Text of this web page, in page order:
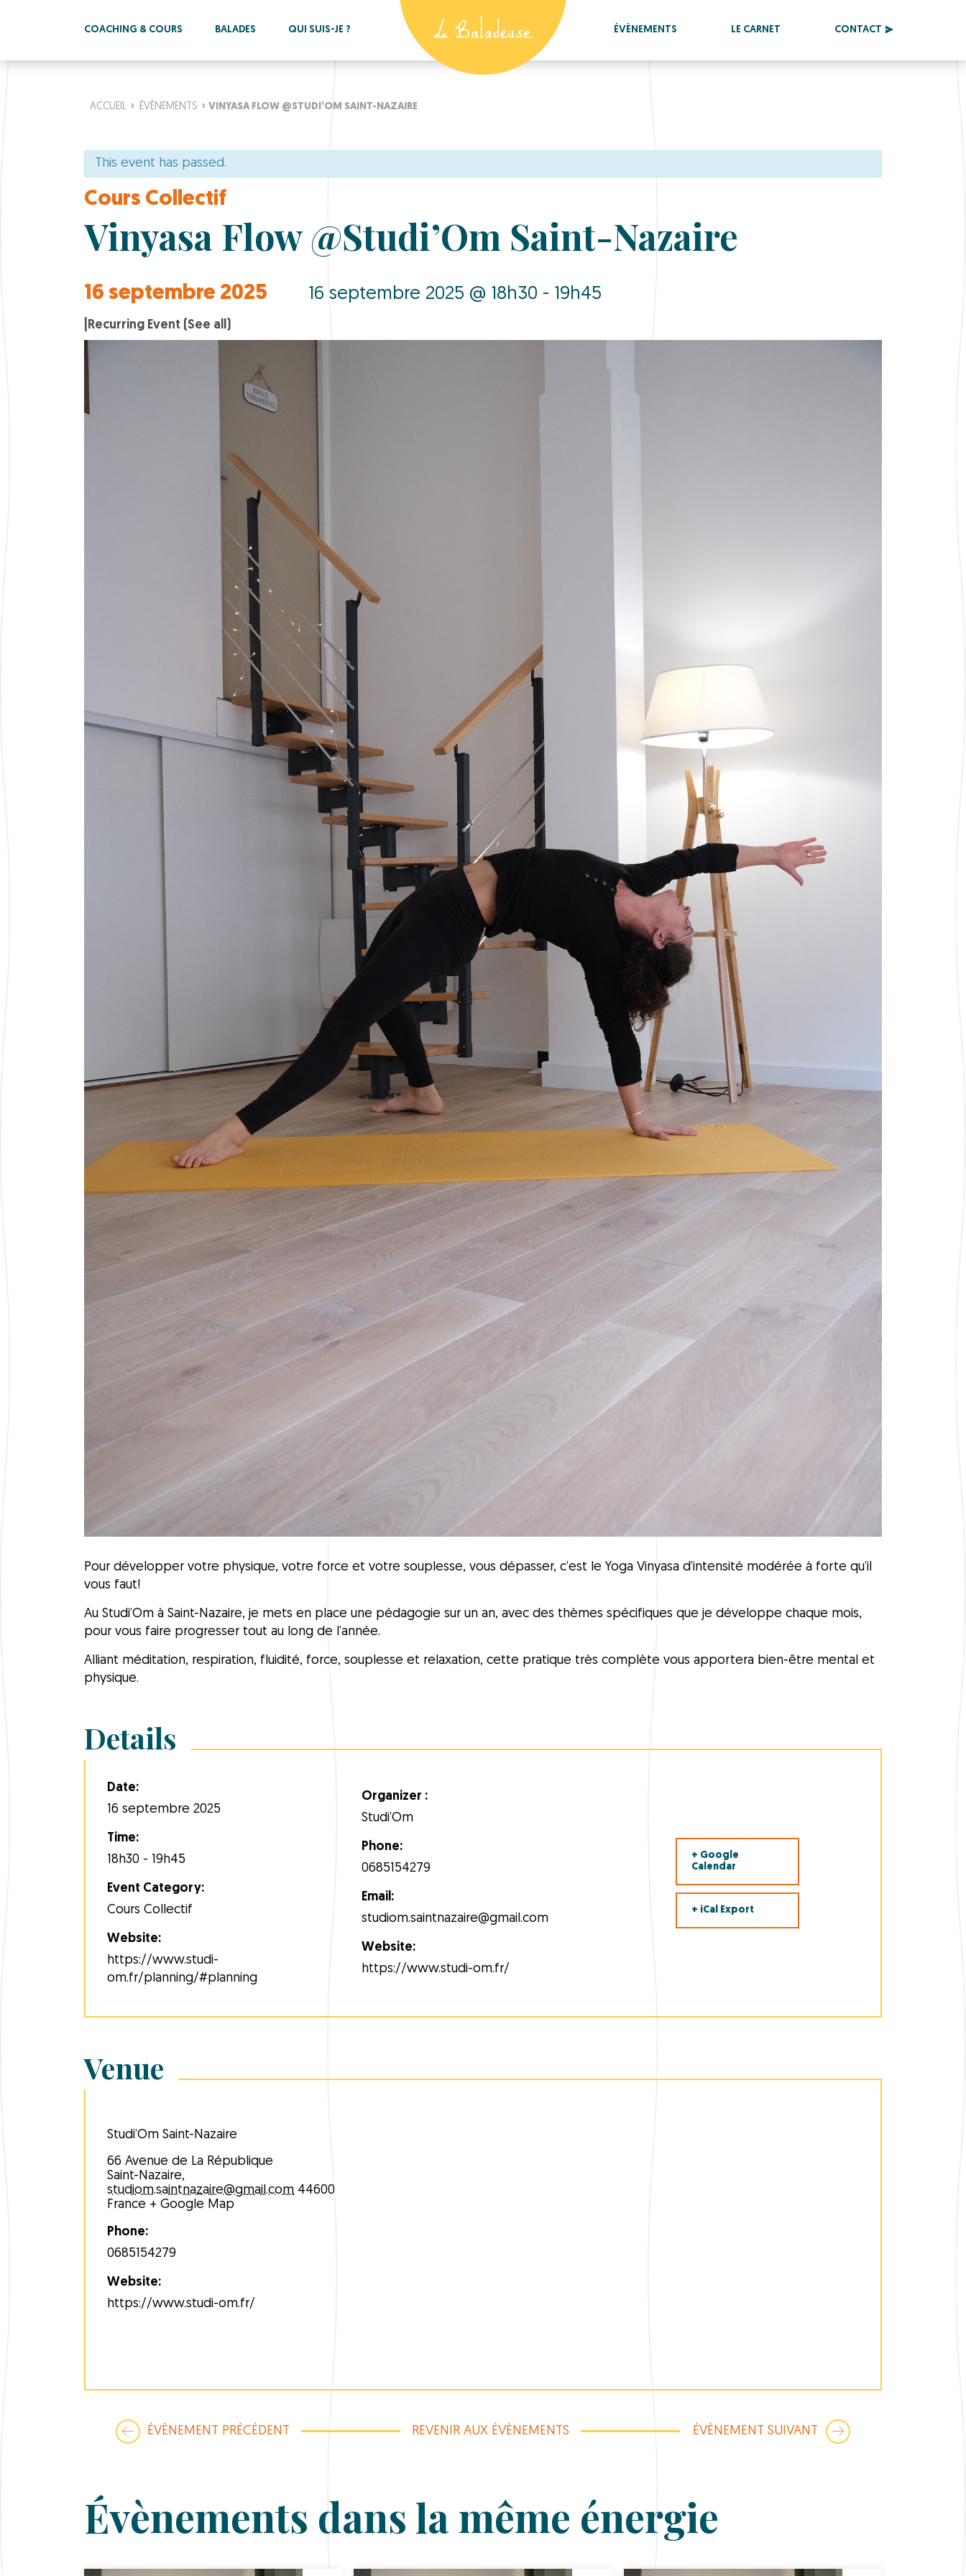
COACHING & COURS BALADES QUI SUIS-JE ? ÉVÈNEMENTS LE CARNET CONTACT
ACCUEIL › ÉVÈNEMENTS › VINYASA FLOW @STUDI’OM SAINT-NAZAIRE
This event has passed.
Cours Collectif
Vinyasa Flow @Studi’Om Saint-Nazaire
16 septembre 2025 16 septembre 2025 @ 18h30 - 19h45
Recurring Event (See all)
Pour développer votre physique, votre force et votre souplesse, vous dépasser, c’est le Yoga Vinyasa d’intensité modérée à forte qu’il
vous faut!
Au Studi’Om à Saint-Nazaire, je mets en place une pédagogie sur un an, avec des thèmes spécifiques que je développe chaque mois,
pour vous faire progresser tout au long de l’année.
Alliant méditation, respiration, fluidité, force, souplesse et relaxation, cette pratique très complète vous apportera bien-être mental et
physique.
Details
Date:
16 septembre 2025
Time:
18h30 - 19h45
Event Category:
Cours Collectif
Website:
https://www.studi-
om.fr/planning/#planning
Organizer :
Studi’Om
Phone:
0685154279
Email:
studiom.saintnazaire@gmail.com
Website:
https://www.studi-om.fr/
+ Google
Calendar
+ iCal Export
Venue
Studi’Om Saint-Nazaire
66 Avenue de La République
Saint-Nazaire,
studiom.saintnazaire@gmail.com 44600
France + Google Map
Phone:
0685154279
Website:
https://www.studi-om.fr/
ÉVÈNEMENT PRÉCÉDENT REVENIR AUX ÉVÈNEMENTS ÉVÈNEMENT SUIVANT
Évènements dans la même énergie